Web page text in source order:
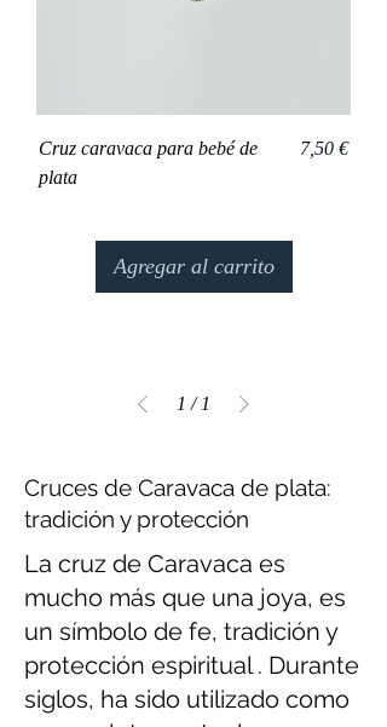
Cruz caravaca para bebé de
plata
Precio
7,50 €
Agregar al carrito
1 / 1
Cruces de Caravaca de plata:
tradición y protección
La cruz de Caravaca es
mucho más que una joya, es
un símbolo de fe, tradición y
protección espiritual . Durante
siglos, ha sido utilizado como